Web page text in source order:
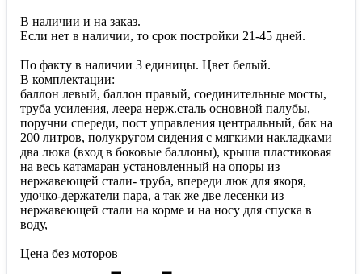
В наличии и на заказ.
Если нет в наличии, то срок постройки 21-45 дней.
По факту в наличии 3 единицы. Цвет белый.
В комплектации:
баллон левый, баллон правый, соединительные мосты,
труба усиления, леера нерж.сталь основной палубы,
поручни спереди, пост управления центральный, бак на
200 литров, полукругом сидения с мягкими накладками
два люка (вход в боковые баллоны), крыша пластиковая
на весь катамаран установленный на опоры из
нержавеющей стали- труба, впереди люк для якоря,
удочко-держатели пара, а так же две лесенки из
нержавеющей стали на корме и на носу для спуска в
воду,
Цена без моторов